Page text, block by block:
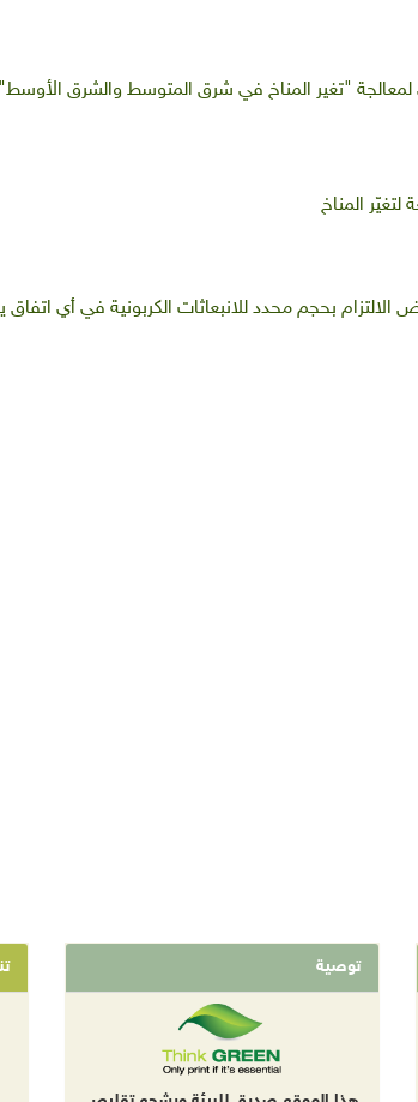
لمعالجة "تغير المناخ في شرق المتوسط والشرق الأوسط"
لتغيّر المناخ
الالتزام بحجم محدد للانبعاثات الكربونية في أي
توصية